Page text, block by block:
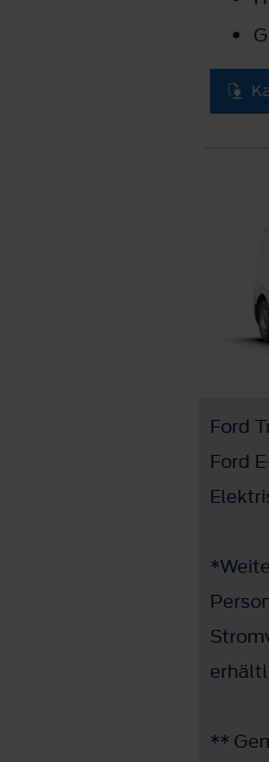
Ford
Ford
**